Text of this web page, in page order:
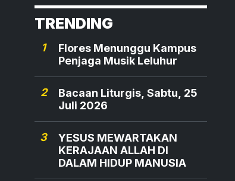
TRENDING
1
Flores Menunggu Kampus
Penjaga Musik Leluhur
2
Bacaan Liturgis, Sabtu, 25
Juli 2026
3
YESUS MEWARTAKAN
KERAJAAN ALLAH DI
DALAM HIDUP MANUSIA